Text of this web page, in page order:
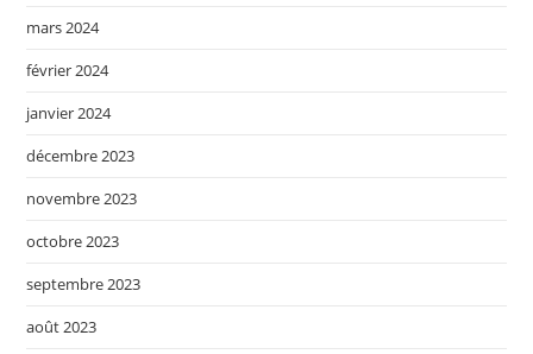
mars 2024
février 2024
janvier 2024
décembre 2023
novembre 2023
octobre 2023
septembre 2023
août 2023